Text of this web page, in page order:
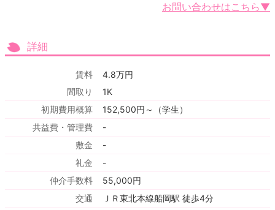
お問い合わせはこちら▼
詳細
賃料
4.8万円
間取り
1K
初期費用概算
152,500円～（学生）
共益費・管理費
-
敷金
-
礼金
-
仲介手数料
55,000円
交通
ＪＲ東北本線船岡駅 徒歩4分